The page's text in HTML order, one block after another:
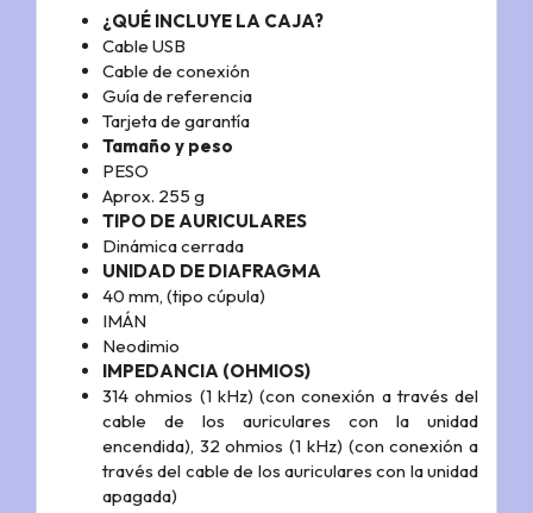
¿QUÉ INCLUYE LA CAJA?
Cable USB
Cable de conexión
Guía de referencia
Tarjeta de garantía
Tamaño y peso
PESO
Aprox. 255 g
TIPO DE AURICULARES
Dinámica cerrada
UNIDAD DE DIAFRAGMA
40 mm, (tipo cúpula)
IMÁN
Neodimio
IMPEDANCIA (OHMIOS)
314 ohmios (1 kHz) (con conexión a través del
cable de los auriculares con la unidad
encendida), 32 ohmios (1 kHz) (con conexión a
través del cable de los auriculares con la unidad
apagada)